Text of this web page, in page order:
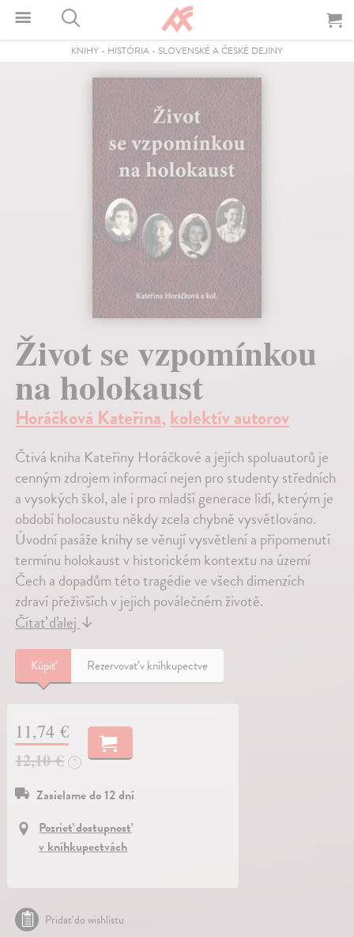
KNIHY - HISTÓRIA - SLOVENSKÉ A ČESKÉ DEJINY
Život se vzpomínkou
na holokaust
Horáčková Kateřina,kolektív autorov
Čtivá kniha Kateřiny Horáčkové a jejích spoluautorů je
cenným zdrojem informací nejen pro studenty středních
a vysokých škol, ale i pro mladší generace lidí, kterým je
období holocaustu někdy zcela chybně vysvětlováno.
Úvodní pasáže knihy se věnují vysvětlení a připomenutí
termínu holokaust v historickém kontextu na území
Čech a dopadům této tragédie ve všech dimenzích
zdraví přeživších v jejich poválečném životě.
Čítať ďalej↓
Kúpiť Rezervovať v kníhkupectve
11,74 €
12,10 €
?
Zasielame do 12 dní
Pozrieť dostupnosť
v kníhkupectvách
Pridať do wishlistu